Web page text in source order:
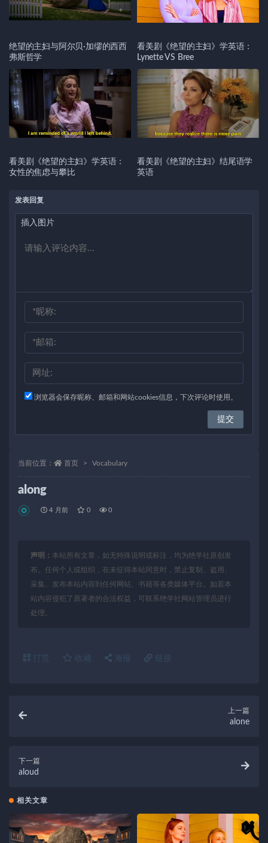
绝望的主妇与阿尔贝·加缪的西西
弗斯哲学
看美剧《绝望的主妇》学英语：
Lynette VS Bree
看美剧《绝望的主妇》学英语：
女性的焦虑与攀比
看美剧《绝望的主妇》结尾语学
英语
发表回复
插入图片
浏览器会保存昵称、邮箱和网站cookies信息，下次评论时使用。
当前位置： 首页 Vocabulary
along
4 月前 0 0
声明： 本站所有文章，如无特殊说明或标注，均为绝学社原创发
布。任何个人或组织，在未征得本站同意时，禁止复制、盗用、
采集、发布本站内容到任何网站、书籍等各类媒体平台。如若本
站内容侵犯了原著者的合法权益，可联系绝学社网站管理员进行
处理。
打赏 收藏 海报 链接
上一篇
alone
下一篇
aloud
相关文章